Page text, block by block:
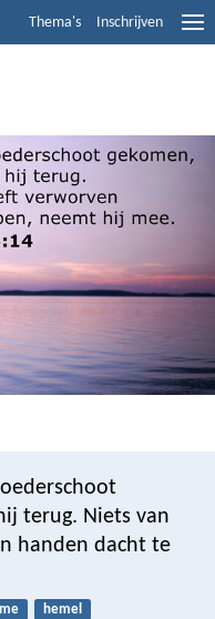
Thema's Inschrijven
terug. Niets van
handen dacht te
hemel